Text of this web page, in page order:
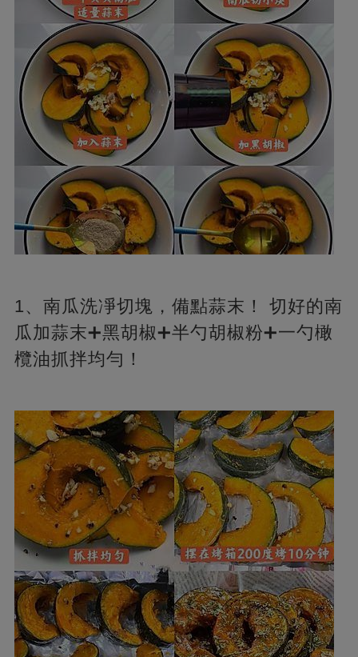
1、南瓜洗凈切塊，備點蒜末！ 切好的南
瓜加蒜末➕黑胡椒➕半勺胡椒粉➕一勺橄
欖油抓拌均勻！